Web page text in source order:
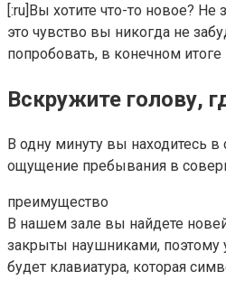
[:ru]Вы хотите что-то новое? Не
это чувство вы никогда не
попробовать, в конечном
Вскружите голову,
В одну минуту вы находитесь
ощущение пребывания в
преимущество
В нашем зале вы найдете
закрыты наушниками, поэтому
будет клавиатура, которая